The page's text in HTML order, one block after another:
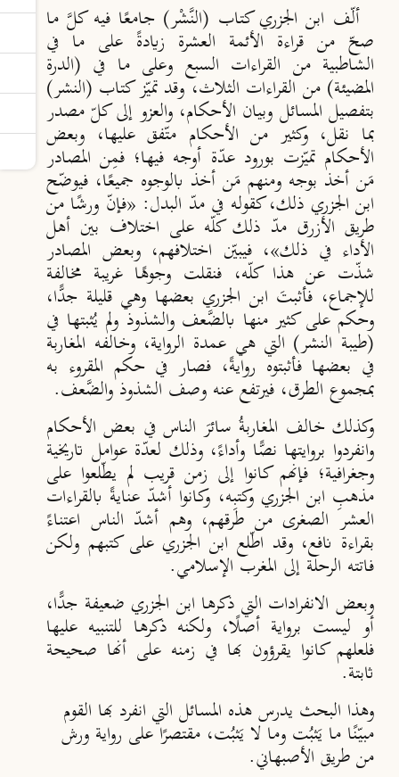
ألّف ابن الجزري كتاب (النَّشْر) جامعًا فيه كلَّ ما
صحّ من قراءة الأئمة العشرة زيادةً على ما ‏في
الشاطبية من ‏‏القراءات السبع وعلى ما في (الدرة
المضيئة) من القراءات الثلاث، وقد تميّز ‏كتاب (النشر)
بتفصيل المسائل ‏وبيان ‏الأحكام، والعزو إلى كلّ مصدر
بما نقل، وكثير من ‏الأحكام متّفق عليها، وبعض
الأحكام تميّزت ‏بورود عدّة أوجه ‏فيها؛ فمِن المصادر
مَن أخذ ‏بوجه ومنهم مَن أخذ بالوجوه جميعًا، فيوضّح
ابن الجزري ‏ذلك، كقوله في مدّ البدل: ‏‏«فإنّ ‏ورشًا من
طريق الأزرق مدّ ذلك كلّه على اختلاف بين أهل
الأداء في ‏ذلك»، فيبيّن اختلافهم، ‏وبعض المصادر
‏شذّت عن هذا كلّه، فنقلت وجوهًا غريبة مخالفة
للإجماع، فأثبتَ ‏ابن الجزري ‏بعضها وهي قليلة جدًّا،
وحكم على ‏كثير منها بالضَّعف والشذوذ ولم يُثبتها في
(طيبة النشر) ‏التي ‏هي عمدة الرواية، وخالفه المغاربة
في بعضها فأثبتوه روايةً، ‏فصار في حكم المقروء به
‏بمجموع الطرق، فيرتفع ‏عنه وصف الشذوذ والضَّعف.‏
وكذلك خالف المغاربةُ سائرَ الناس في بعض الأحكام
وانفردوا بروايتها نصًّا وأداءً، وذلك ‏لعدّة عوامل ‏تاريخية
‏وجغرافية؛ فإنهم كانوا إلى زمن قريب لم يطّلعوا على
مذهبِ ابن الجزري ‏وكتبِه، وكانوا أشدّ عنايةً ‏بالقراءات
العشر ‏الصغرى من طرقهم، وهم أشدّ الناس اعتناءً
‏بقراءة نافع، وقد اطّلع ابن الجزري على ‏كتبهم ولكن
فاتته الرحلة إلى ‏المغرب الإسلامي.
وبعض الانفرادات التي ذكرها ابن الجزري ضعيفة جدًّا،
أو ليست برواية أصلًا، ولكنه ذكرها ‏للتنبيه ‏عليها
فلعلهم كانوا ‏يقرؤون بها في زمنه على أنها صحيحة
ثابتة.
وهذا البحث يدرس هذه المسائل التي انفرد بها القوم
مبيّنًا ما يَثبُت وما لا يَثبُت، مقتصرًا على ‏رواية ورش
من طريق ‏الأصبهاني.